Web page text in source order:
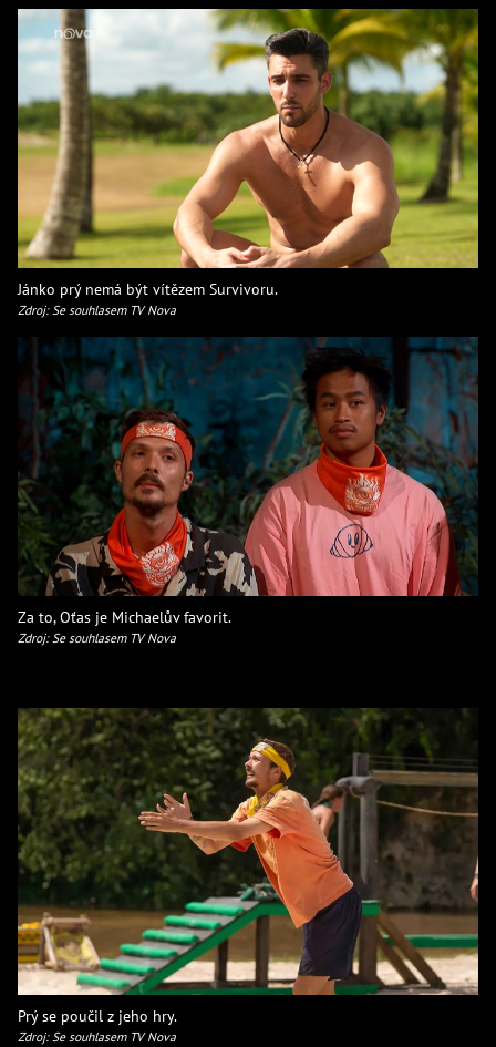
Jánko prý nemá být vítězem Survivoru.
Zdroj: Se souhlasem TV Nova
Za to, Oťas je Michaelův favorit.
Zdroj: Se souhlasem TV Nova
Prý se poučil z jeho hry.
Zdroj: Se souhlasem TV Nova